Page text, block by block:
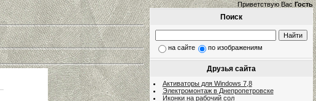
Приветствую Вас Гость
Поиск
на сайте по изображениям
Друзья сайта
Активаторы для Windows 7,8
Электромонтаж в Днепропетровске
Иконки на рабочий сол